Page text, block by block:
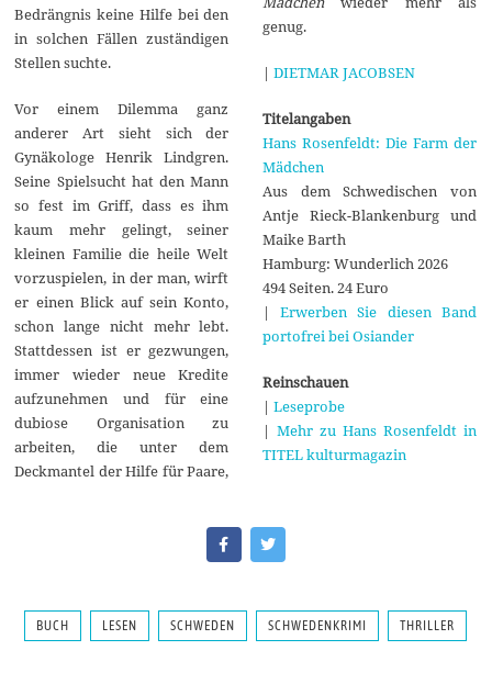
Bedrängnis keine Hilfe bei den
in solchen Fällen zuständigen
Stellen suchte.
Vor einem Dilemma ganz
anderer Art sieht sich der
Gynäkologe Henrik Lindgren.
Seine Spielsucht hat den Mann
so fest im Griff, dass es ihm
kaum mehr gelingt, seiner
kleinen Familie die heile Welt
vorzuspielen, in der man, wirft
er einen Blick auf sein Konto,
schon lange nicht mehr lebt.
Stattdessen ist er gezwungen,
immer wieder neue Kredite
aufzunehmen und für eine
dubiose Organisation zu
arbeiten, die unter dem
Deckmantel der Hilfe für Paare,
genug.
| DIETMAR JACOBSEN
Titelangaben
Hans Rosenfeldt: Die Farm der
Mädchen
Aus dem Schwedischen von
Antje Rieck-Blankenburg und
Maike Barth
Hamburg: Wunderlich 2026
494 Seiten. 24 Euro
| Erwerben Sie diesen Band
portofrei bei Osiander
Reinschauen
| Leseprobe
| Mehr zu Hans Rosenfeldt in
TITEL kulturmagazin
BUCH LESEN SCHWEDEN SCHWEDENKRIMI THRILLER